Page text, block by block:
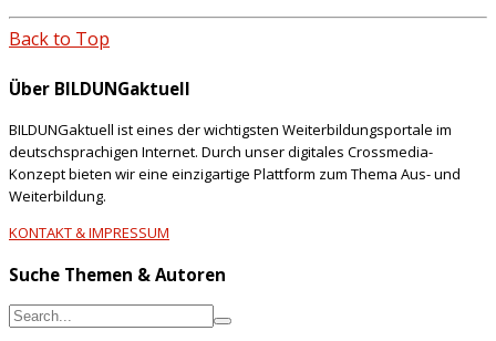
Back to Top
Über BILDUNGaktuell
BILDUNGaktuell ist eines der wichtigsten Weiterbildungsportale im
deutschsprachigen Internet. Durch unser digitales Crossmedia-
Konzept bieten wir eine einzigartige Plattform zum Thema Aus- und
Weiterbildung.
KONTAKT & IMPRESSUM
Suche Themen & Autoren